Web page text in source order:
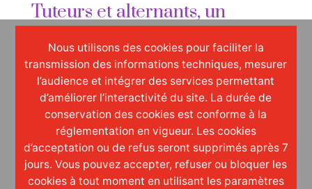
Tuteurs et alternants, un
apport réciproque
D’un 1erstage à 14 ans jusqu’au
BTS
Nous utilisons des cookies pour faciliter la
transmission des informations techniques, mesurer
l’audience et intégrer des services permettant
d’améliorer l’interactivité du site. La durée de
conservation des cookies est conforme à la
réglementation en vigueur. Les cookies
d’acceptation ou de refus seront supprimés après 7
jours. Vous pouvez accepter, refuser ou bloquer les
cookies à tout moment en utilisant les paramètres